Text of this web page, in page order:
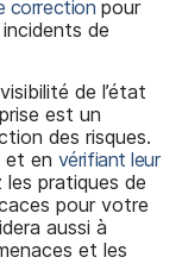
correction pour
de
de l’état
est un
des risques.
et en vérifiant leur
pratiques de
pour votre
aussi à
et les